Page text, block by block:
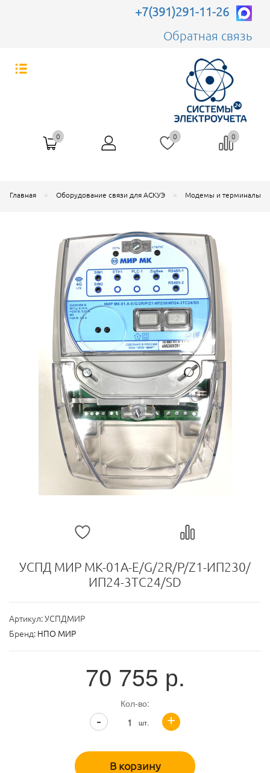
+7(391)291-11-26
Обратная связь
0 0 0
Главная Оборудование связи для АСКУЭ Модемы и терминалы
УСПД МИР МК-01А-Е/G/2R/Р/Z1-ИП230/
ИП24-3ТС24/SD
Артикул:УСПДМИР
Бренд: НПО МИР
70 755 р.
Кол-во:
шт. +
-
В корзину